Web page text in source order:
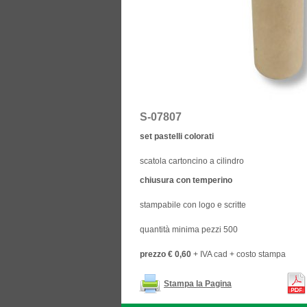
S-07807
set pastelli colorati
scatola cartoncino a cilindro
chiusura con temperino
stampabile con logo e scritte
quantità minima pezzi 500
prezzo € 0,60+ IVA cad + costo stampa
Stampa la Pagina